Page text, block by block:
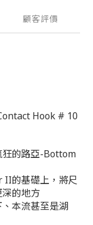
顧客評價
Hook # 10
狂的路亞-Bottom
的基礎上，將尺
的地方
本流甚至是湖